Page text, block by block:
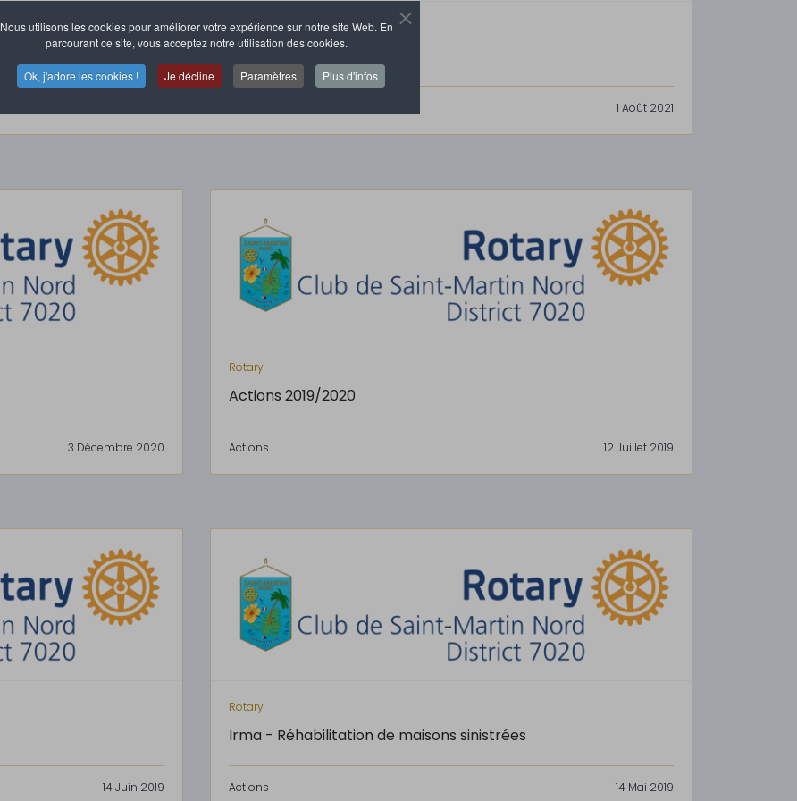
Nous utilisons les cookies pour améliorer votre expérience sur notre site Web. En
parcourant ce site, vous acceptez notre utilisation des cookies.
Ok, j'adore les cookies ! Je décline Paramètres Plus d'infos
1 Août 2021
3 Décembre 2020
Rotary
Actions 2019/2020
Actions 12 Juillet 2019
14 Juin 2019
Rotary
Irma - Réhabilitation de maisons sinistrées
Actions 14 Mai 2019